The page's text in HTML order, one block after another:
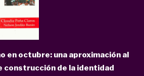
en octubre: una aproximación al
construcción de la identidad